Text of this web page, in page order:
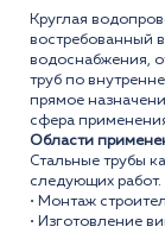
Круглая
востребованный
водоснабжения,
труб по
прямое
сфера
Области
Стальные трубы
следующих работ.
• Монтаж
• Изготовление